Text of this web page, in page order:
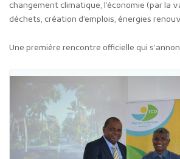
changement climatique, l’économie (par la
déchets, création d’emplois, énergies
Une première rencontre officielle qui